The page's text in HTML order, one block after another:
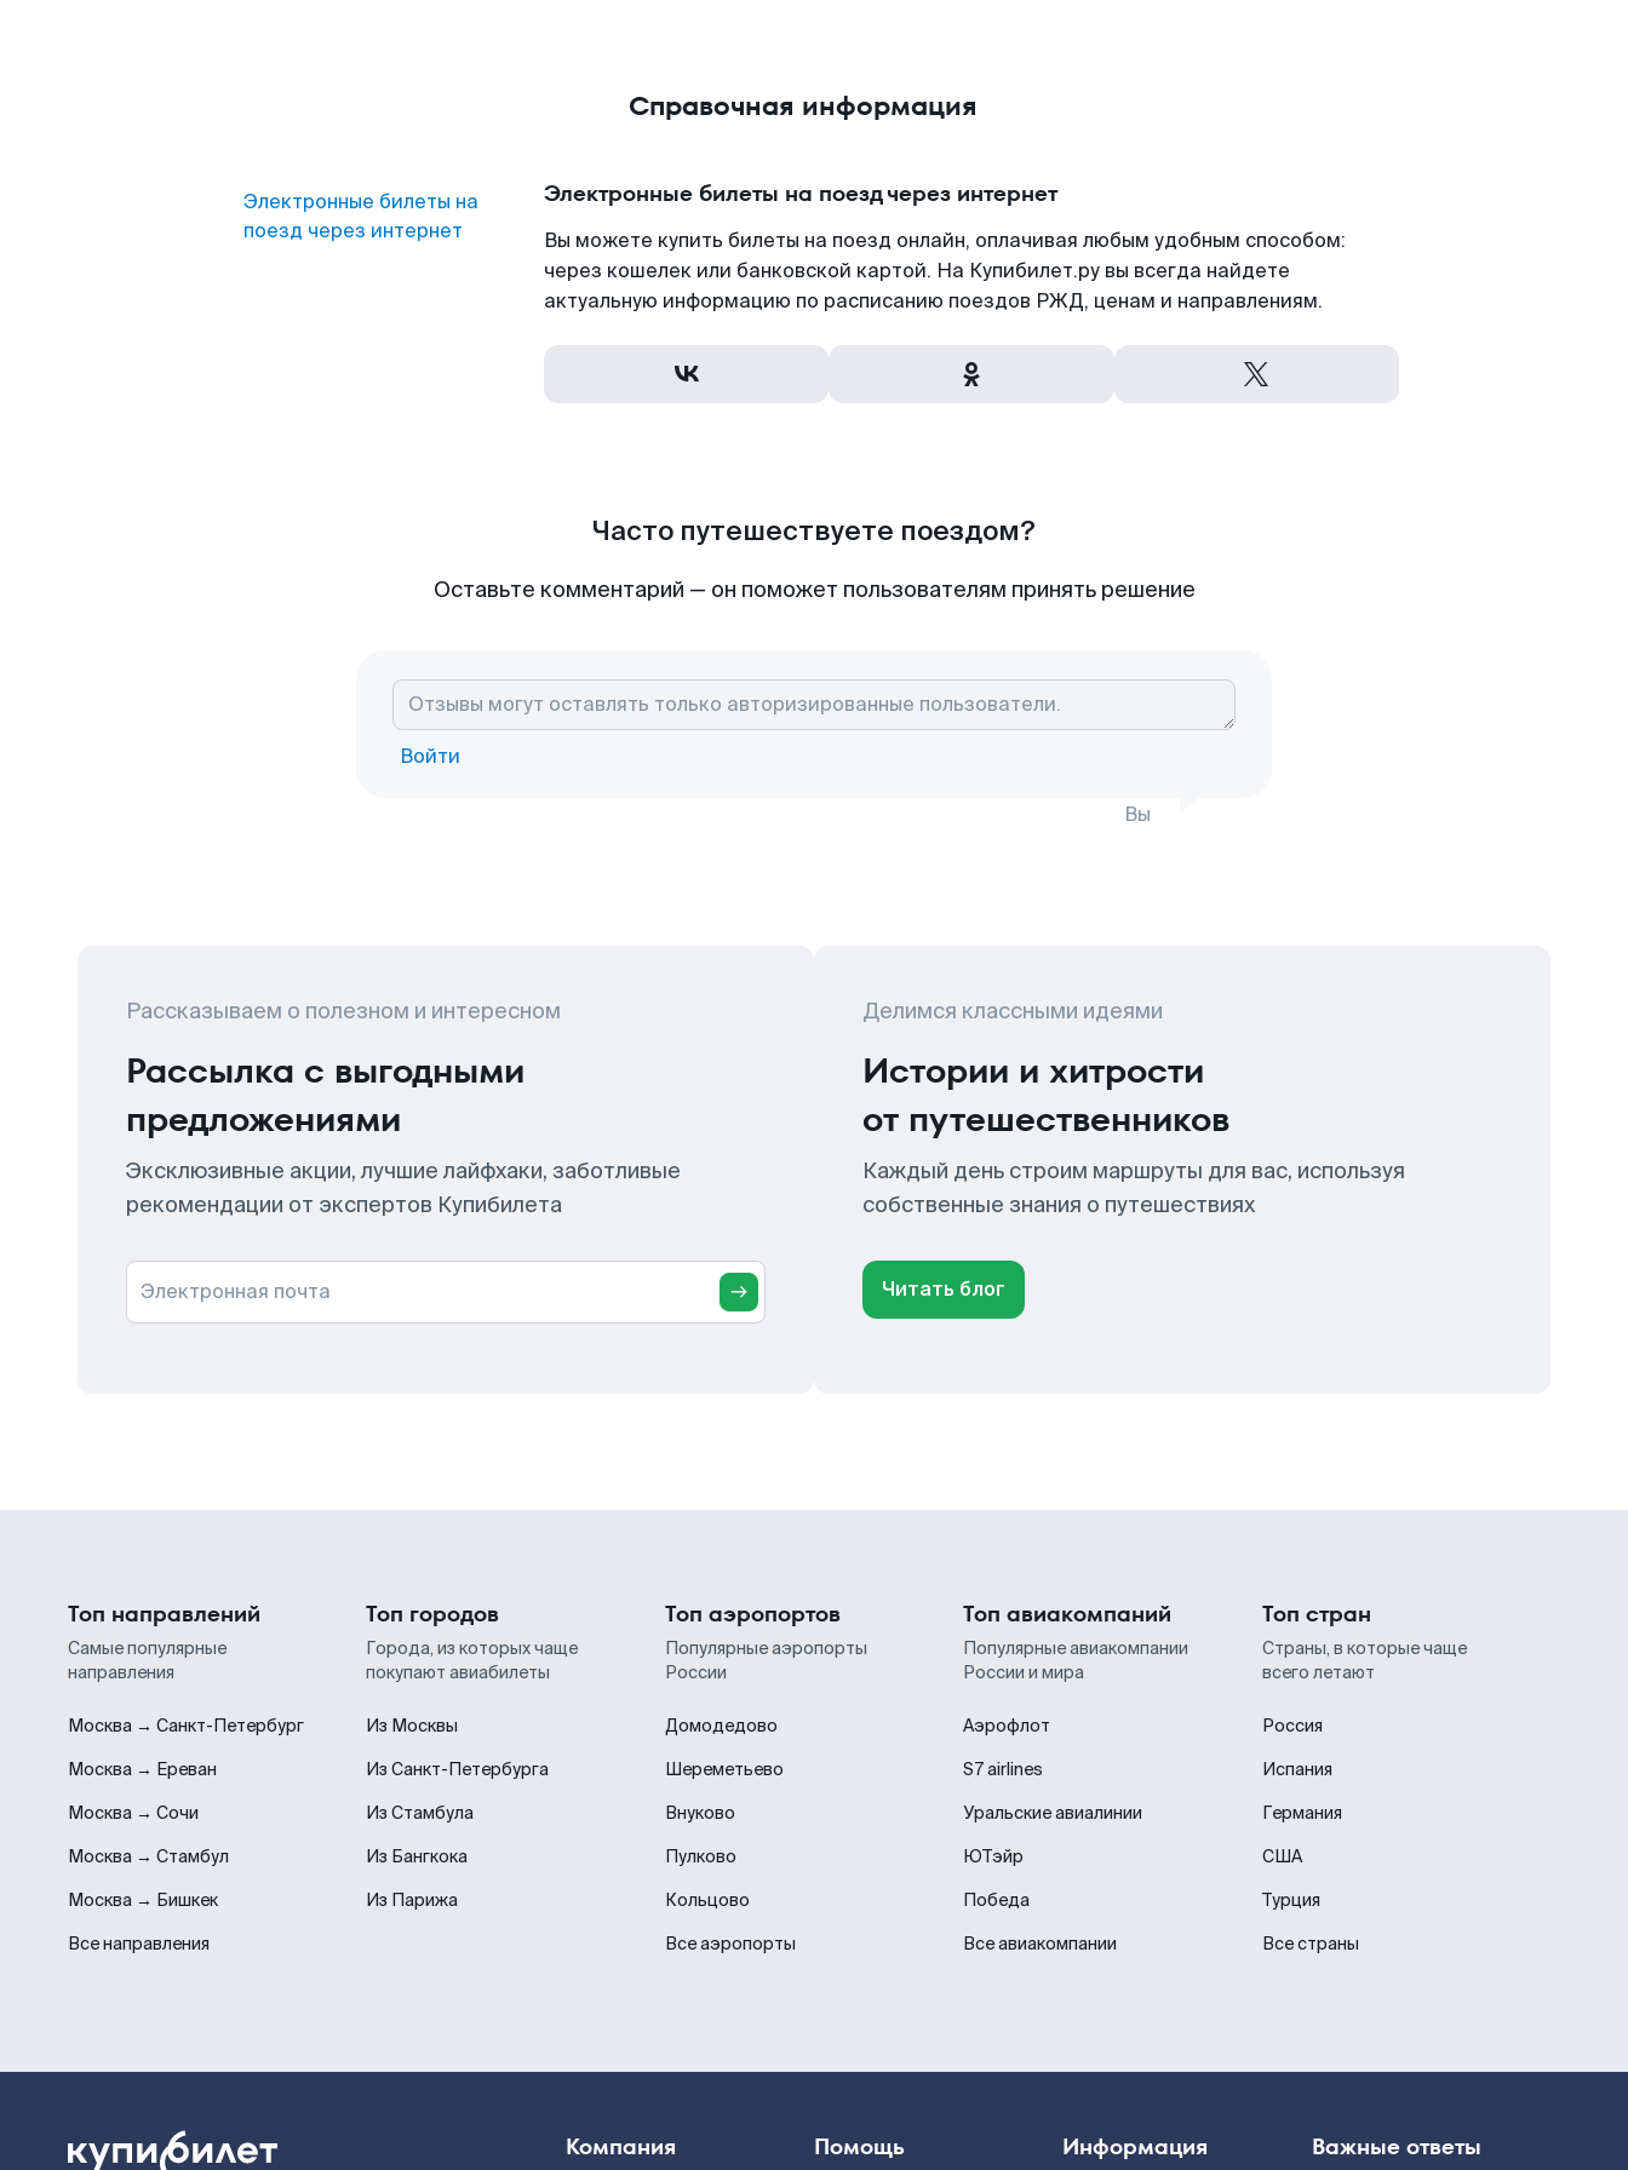
Справочная информация
Электронные билеты на
поезд через интернет
Электронные билеты на поезд через интернет
Вы можете купить билеты на поезд онлайн, оплачивая любым удобным способом:
через кошелек или банковской картой. На Купибилет.ру вы всегда найдете
актуальную информацию по расписанию поездов РЖД, ценам и направлениям.
Часто путешествуете поездом?
Оставьте комментарий — он поможет пользователям принять решение
Войти
Вы
Рассказываем о полезном и интересном
Рассылка с выгодными
предложениями
Эксклюзивные акции, лучшие лайфхаки, заботливые
рекомендации от экспертов Купибилета
Электронная почта
Делимся классными идеями
Истории и хитрости
от путешественников
Каждый день строим маршруты для вас, используя
собственные знания о путешествиях
Читать блог
Топ направлений
Самые популярные
направления
Москва → Санкт-Петербург
Москва → Ереван
Москва → Сочи
Москва → Стамбул
Москва → Бишкек
Все направления
Топ городов
Города, из которых чаще
покупают авиабилеты
Из Москвы
Из Санкт-Петербурга
Из Стамбула
Из Бангкока
Из Парижа
Топ аэропортов
Популярные аэропорты
России
Домодедово
Шереметьево
Внуково
Пулково
Кольцово
Все аэропорты
Топ авиакомпаний
Популярные авиакомпании
России и мира
Аэрофлот
S7 airlines
Уральские авиалинии
ЮТэйр
Победа
Все авиакомпании
Топ стран
Страны, в которые чаще
всего летают
Россия
Испания
Германия
США
Турция
Все страны
Компания Помощь Информация Важные ответы